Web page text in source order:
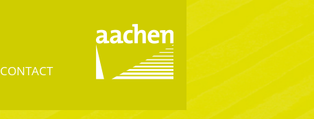
CONTACT